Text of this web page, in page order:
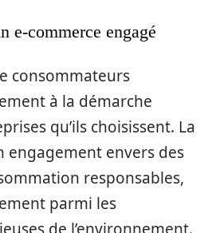
e-commerce engagé
consommateurs
à la démarche
qu’ils choisissent. La
engagement envers des
responsables,
parmi les